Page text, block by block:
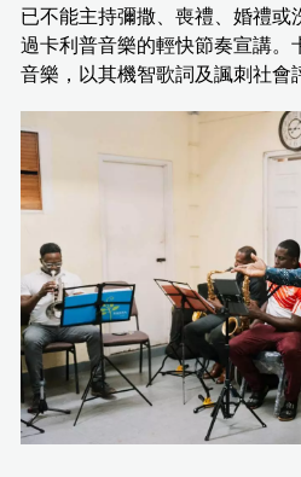
已不能主持彌撒、喪禮、婚禮或
過卡利普音樂的輕快節奏宣講。
音樂，以其機智歌詞及諷刺社會